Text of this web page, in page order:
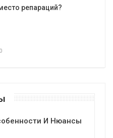
репараций?
И Нюансы